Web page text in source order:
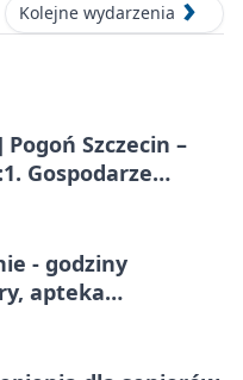
Kolejne wydarzenia
Pogoń Szczecin –
Gospodarze
- godziny
apteka